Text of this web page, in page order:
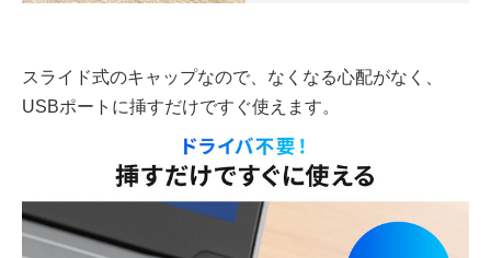
スライド式のキャップなので、なくなる心配がなく、
USBポートに挿すだけですぐ使えます。